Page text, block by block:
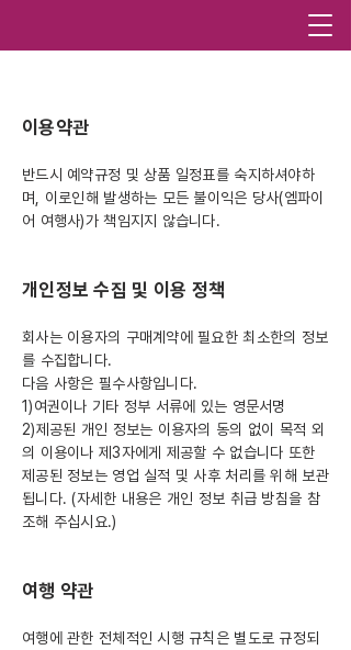
이용약관
반드시 예약규정 및 상품 일정표를 숙지하셔야하
며, 이로인해 발생하는 모든 불이익은 당사(엠파이
어 여행사)가 책임지지 않습니다.
개인정보 수집 및 이용 정책
회사는 이용자의 구매계약에 필요한 최소한의 정보
를 수집합니다.
다음 사항은 필수사항입니다.
1)여권이나 기타 정부 서류에 있는 영문서명
2)제공된 개인 정보는 이용자의 동의 없이 목적 외
의 이용이나 제3자에게 제공할 수 없습니다 또한
제공된 정보는 영업 실적 및 사후 처리를 위해 보관
됩니다. (자세한 내용은 개인 정보 취급 방침을 참
조해 주십시요.)
여행 약관
여행에 관한 전체적인 시행 규칙은 별도로 규정되